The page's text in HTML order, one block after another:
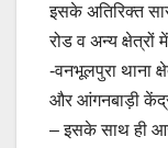
इसके अतिरिक्त
रोड व अन्य क्षेत्रों
-वनभूलपुरा थाना
और आंगनबाड़ी
– इसके साथ ही